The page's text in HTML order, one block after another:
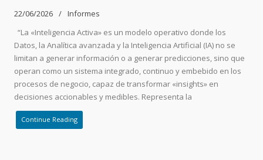
22/06/2026
Informes
“La «Inteligencia Activa» es un modelo operativo donde los
Datos, la Analítica avanzada y la Inteligencia Artificial (IA) no se
limitan a generar información o a generar predicciones, sino que
operan como un sistema integrado, continuo y embebido en los
procesos de negocio, capaz de transformar «insights» en
decisiones accionables y medibles. Representa la
Continue Reading